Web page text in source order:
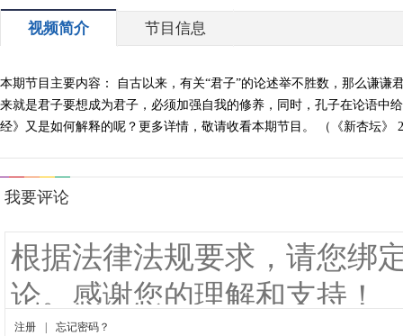
视频简介 节目信息
本期节目主要内容： 自古以来，有关“君子”的论述举不胜数，那么谦
来就是君子要想成为君子，必须加强自我的修养，同时，孔子在论语中
经》又是如何解释的呢？更多详情，敬请收看本期节目。 （《新杏坛》